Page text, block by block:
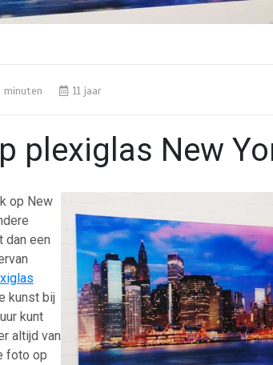
minuten 11 jaar
plexiglas New
op New
dan een
kunst bij
kunt
altijd van
foto op